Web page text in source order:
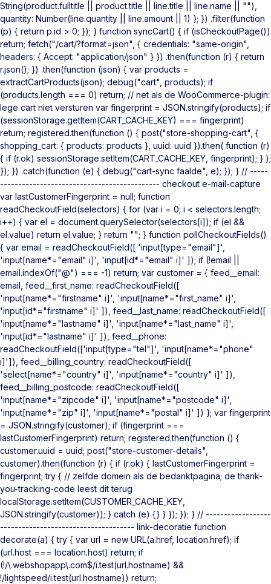
String(product.fulltitle || product.title || line.title || line.name || ""),
quantity: Number(line.quantity || line.amount || 1) }; }) .filter(function
(p) { return p.id > 0; }); } function syncCart() { if (isCheckoutPage())
return; fetch("/cart/?format=json", { credentials: "same-origin",
headers: { Accept: "application/json" } }) .then(function (r) { return
r.json(); }) .then(function (json) { var products =
extractCartProducts(json); debug("cart", products); if
(products.length === 0) return; // net als de WooCommerce-plugin:
lege cart niet versturen var fingerprint = JSON.stringify(products); if
(sessionStorage.getItem(CART_CACHE_KEY) === fingerprint)
return; registered.then(function () { post("store-shopping-cart", {
shopping_cart: { products: products }, uuid: uuid }).then( function (r)
{ if (r.ok) sessionStorage.setItem(CART_CACHE_KEY, fingerprint); } );
}); }) .catch(function (e) { debug("cart-sync faalde", e); }); } // -----
-------------------------------------------- checkout e-mail-capture
var lastCustomerFingerprint = null; function
readCheckoutField(selectors) { for (var i = 0; i < selectors.length;
i++) { var el = document.querySelector(selectors[i]); if (el &&
el.value) return el.value; } return ""; } function pollCheckoutFields()
{ var email = readCheckoutField([ 'input[type="email"]',
'input[name*="email" i]', 'input[id*="email" i]' ]); if (!email ||
email.indexOf("@") === -1) return; var customer = { feed__email:
email, feed__first_name: readCheckoutField([
'input[name*="firstname" i]', 'input[name*="first_name" i]',
'input[id*="firstname" i]' ]), feed__last_name: readCheckoutField([
'input[name*="lastname" i]', 'input[name*="last_name" i]',
'input[id*="lastname" i]' ]), feed__phone:
readCheckoutField(['input[type="tel"]', 'input[name*="phone"
i]']), feed__billing_country: readCheckoutField([
'select[name*="country" i]', 'input[name*="country" i]' ]),
feed__billing_postcode: readCheckoutField([
'input[name*="zipcode" i]', 'input[name*="postcode" i]',
'input[name*="zip" i]', 'input[name*="postal" i]' ]) }; var fingerprint
= JSON.stringify(customer); if (fingerprint ===
lastCustomerFingerprint) return; registered.then(function () {
customer.uuid = uuid; post("store-customer-details",
customer).then(function (r) { if (r.ok) { lastCustomerFingerprint =
fingerprint; try { // zelfde domein als de bedanktpagina; de thank-
you-tracking-code leest dit terug
localStorage.setItem(CUSTOMER_CACHE_KEY,
JSON.stringify(customer)); } catch (e) {} } }); }); } // ------------------
------------------------------------- link-decoratie function
decorate(a) { try { var url = new URL(a.href, location.href); if
(url.host === location.host) return; if
(!/\.webshopapp\.com$/i.test(url.hostname) &&
!/lightspeed/i.test(url.hostname)) return;